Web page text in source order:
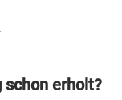
schon erholt?